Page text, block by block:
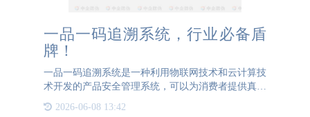
一品一码追溯系统，行业必备盾
牌！
一品一码追溯系统是一种利用物联网技术和云计算技
术开发的产品安全管理系统，可以为消费者提供真实
可信的产品信息，并且能够帮助企业加强产品的盗窃
和造假控制。一品一码追溯系统最先应用于药品行
2026-06-08 13:42